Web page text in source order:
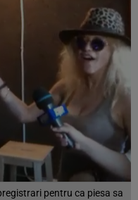
pentru ca piesa sa